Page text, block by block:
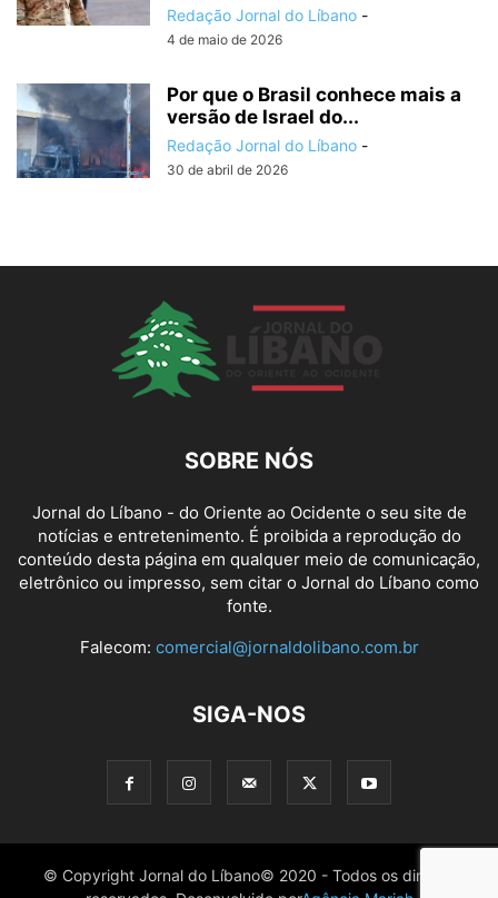
Redação Jornal do Líbano -
4 de maio de 2026
Por que o Brasil conhece mais a
versão de Israel do...
Redação Jornal do Líbano -
30 de abril de 2026
SOBRE NÓS
Jornal do Líbano - do Oriente ao Ocidente o seu site de
notícias e entretenimento. É proibida a reprodução do
conteúdo desta página em qualquer meio de comunicação,
eletrônico ou impresso, sem citar o Jornal do Líbano como
fonte.
Falecom: comercial@jornaldolibano.com.br
SIGA-NOS
© Copyright Jornal do Líbano© 2020 - Todos os direitos